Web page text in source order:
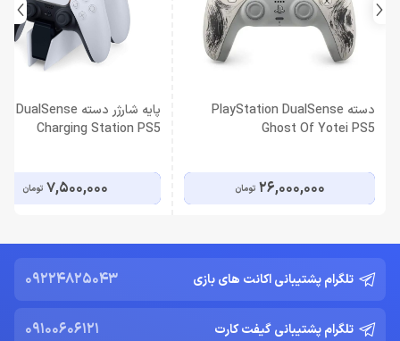
دسته PlayStation DualSense
Ghost Of Yotei PS5
26,000,000 تومان
پایه شارژر دسته DualSense
Charging Station PS5
7,500,000 تومان
تلگرام پشتیبانی اکانت های بازی 09224825043
تلگرام پشتیبانی گیفت کارت 09100606121